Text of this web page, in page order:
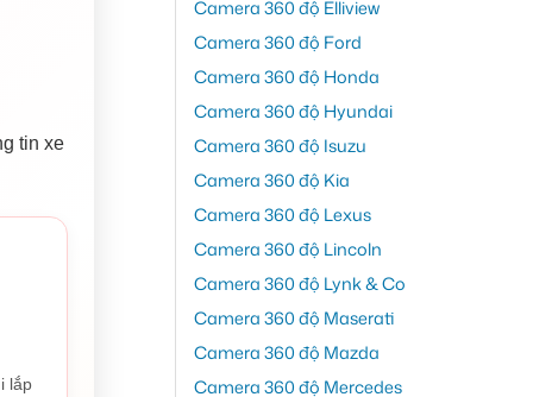
tin xe
lắp
Camera 360 độ Elliview
Camera 360 độ Ford
Camera 360 độ Honda
Camera 360 độ Hyundai
Camera 360 độ Isuzu
Camera 360 độ Kia
Camera 360 độ Lexus
Camera 360 độ Lincoln
Camera 360 độ Lynk & Co
Camera 360 độ Maserati
Camera 360 độ Mazda
Camera 360 độ Mercedes